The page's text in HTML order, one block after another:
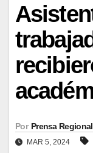
Por Prensa Regional
MAR 5, 2024